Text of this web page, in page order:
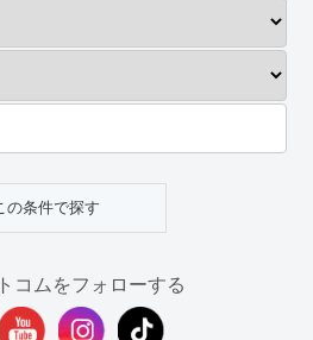
コムをフォローする